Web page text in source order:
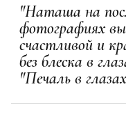
"Наташа на
фотографиях
счастливой и
без блеска в
"Печаль в